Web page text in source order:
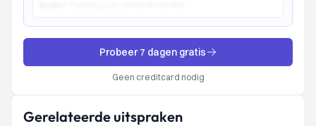
Probeer 7 dagen gratis
Geen creditcard nodig
Gerelateerde uitspraken